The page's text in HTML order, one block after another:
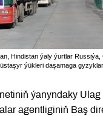
Hindistan ýaly ýurtlar
ýükleri daşamaga
ýanyndaky Ulag
agentliginiň Baş